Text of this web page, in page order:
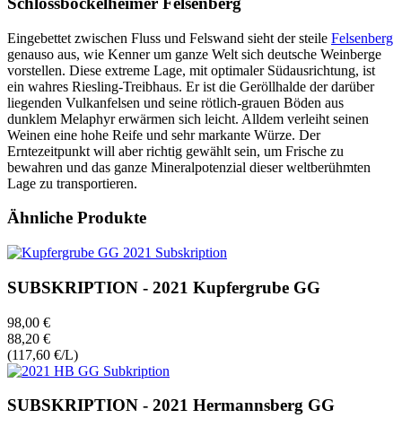
Eingebettet zwischen Fluss und Felswand sieht der steile Felsenberg
genauso aus, wie Kenner um ganze Welt sich deutsche Weinberge
vorstellen. Diese extreme Lage, mit optimaler Südausrichtung, ist
ein wahres Riesling-Treibhaus. Er ist die Geröllhalde der darüber
liegenden Vulkanfelsen und seine rötlich-grauen Böden aus
dunklem Melaphyr erwärmen sich leicht. Alldem verleiht seinen
Weinen eine hohe Reife und sehr markante Würze. Der
Erntezeitpunkt will aber richtig gewählt sein, um Frische zu
bewahren und das ganze Mineralpotenzial dieser weltberühmten
Lage zu transportieren.
Ähnliche Produkte
SUBSKRIPTION - 2021 Kupfergrube GG
98,00 €
88,20 €
(117,60 €/L)
SUBSKRIPTION - 2021 Hermannsberg GG